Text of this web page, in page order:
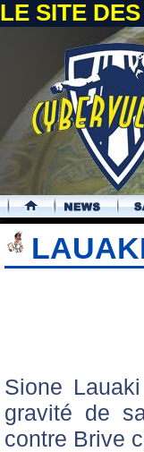
LE SITE
.
Sione
gravité de
contre Brive